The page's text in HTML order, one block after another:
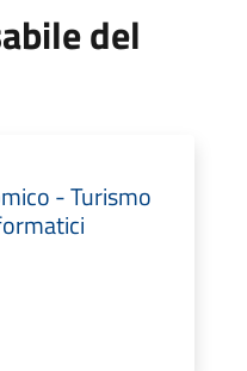
del
- Turismo